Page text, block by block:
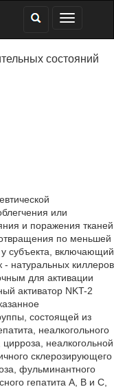
состояний
или
и поражения тканей
по меньшей
у субъекта, включающий
- натуральных киллеров
для активации
активатор NKT-2
состоящей из
неалкогольного
цирроза, неалкогольной
склерозирующего
фульминантного
гепатита A, B и C,